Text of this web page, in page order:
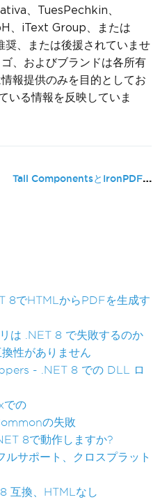
、TuesPechkin、
iText Group、または
、または後援されていませ
、およびブランドは各所有
報提供のみを目的としてお
いる情報を反映していま
Tall ComponentsとIronPDFの比較�...
8でHTMLからPDFを生成す
は .NET 8 で失敗するのか
性がありません
- .NET 8 での DLL ロ
の
の失敗
8で動作しますか?
サポート、クロスプラット
互換、HTMLなし